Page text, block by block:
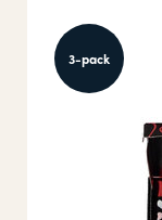
3-pack